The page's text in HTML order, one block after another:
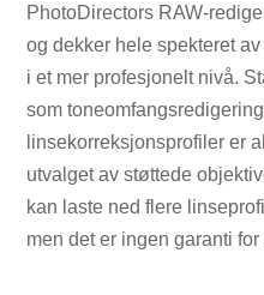
PhotoDirectors RAW-
og dekker hele spekteret
i et mer profesjonelt nivå.
som
linsekorreksjonsprofiler er
utvalget av støttede
kan laste ned flere
men det er ingen garanti